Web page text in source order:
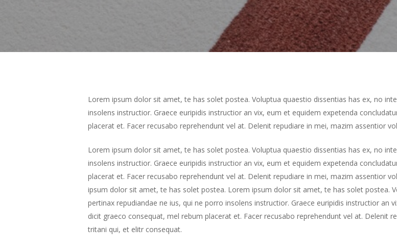
Lorem ipsum dolor sit amet, te has solet postea. Voluptua quaestio dissentias has ex, no
insolens instructior. Graece euripidis instructior an vix, eum et equidem expetenda
placerat et. Facer recusabo reprehendunt vel at. Delenit repudiare in mei, mazim assentior
Lorem ipsum dolor sit amet, te has solet postea. Voluptua quaestio dissentias has ex, no
insolens instructior. Graece euripidis instructior an vix, eum et equidem expetenda
placerat et. Facer recusabo reprehendunt vel at. Delenit repudiare in mei, mazim assentior
ipsum dolor sit amet, te has solet postea. Lorem ipsum dolor sit amet, te has solet postea.
pertinax repudiandae ne ius, qui ne porro insolens instructior. Graece euripidis instructior an
dicit graeco consequat, mel rebum placerat et. Facer recusabo reprehendunt vel at. Delenit
tritani qui, et elitr consequat.